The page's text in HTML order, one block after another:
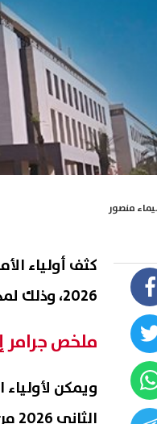
منصور
كثف أولياء
2026، وذلك لمذاكرته لأبنائهم، رغبة منهم في اتقانهم للغة الإنجليزية.
ملخص جرامر
ويمكن
الثاني 2026 من خلال مطالعة الصور التالية: